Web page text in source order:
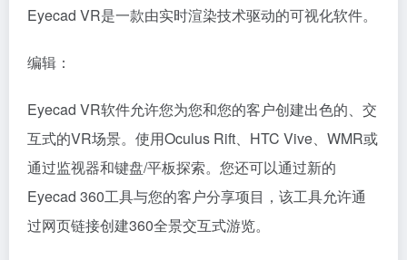
Eyecad VR是一款由实时渲染技术驱动的可视化软件。
编辑：
Eyecad VR软件允许您为您和您的客户创建出色的、交
互式的VR场景。使用Oculus Rift、HTC Vive、WMR或
通过监视器和键盘/平板探索。您还可以通过新的
Eyecad 360工具与您的客户分享项目，该工具允许通
过网页链接创建360全景交互式游览。